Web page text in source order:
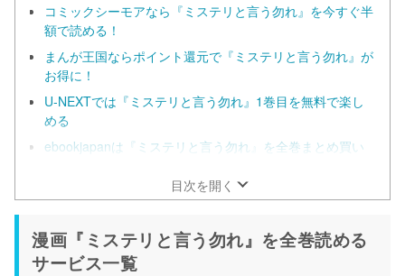
コミックシーモアなら『ミステリと言う勿れ』を今すぐ半
額で読める！
まんが王国ならポイント還元で『ミステリと言う勿れ』が
お得に！
U-NEXTでは『ミステリと言う勿れ』1巻目を無料で楽し
める
ebookjapanは『ミステリと言う勿れ』を全巻まとめ買い
目次を開く
漫画『ミステリと言う勿れ』を全巻読める
サービス一覧